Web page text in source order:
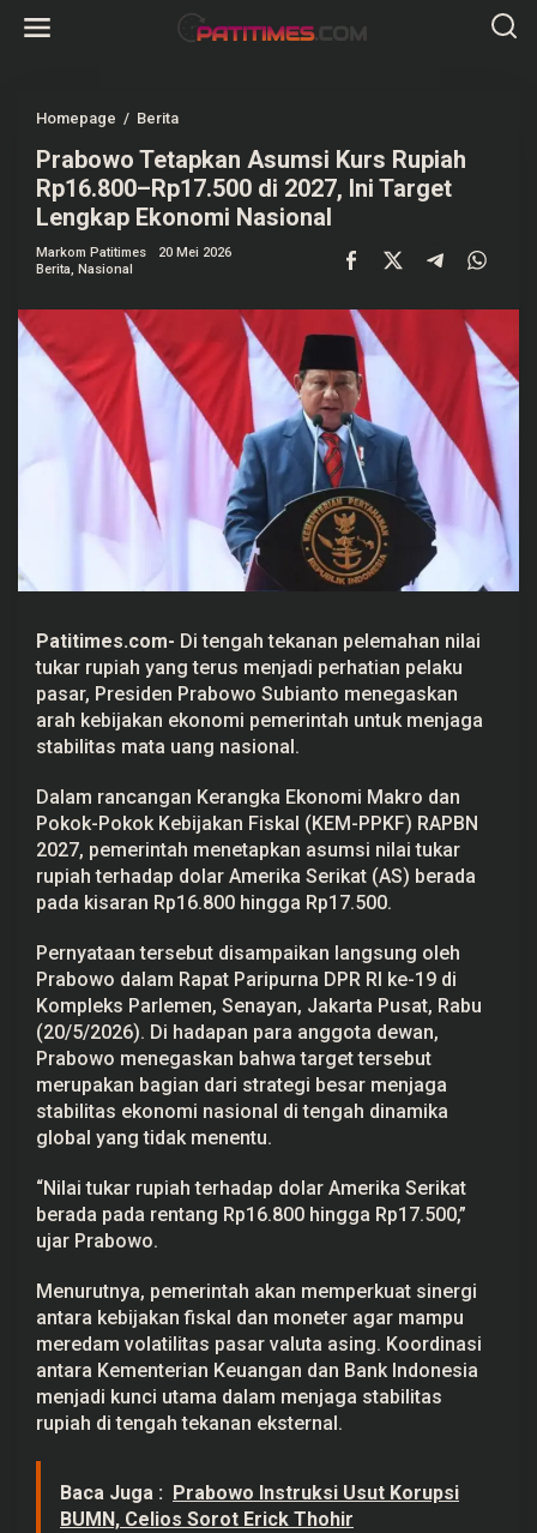
Homepage / Berita
a
b
o
w
o
T
e
a
n
A
a
R
p
1
6
.
0
–
R
p
1
7
.
0
0
d
i
2
0
2
7
,
I
n
i
a
r
g
e
g
k
a
p
E
k
o
m
i
N
Prabowo Tetapkan Asumsi Kurs Rupiah
Rp16.800–Rp17.500 di 2027, Ini Target
Lengkap Ekonomi Nasional
Markom Patitimes
20 Mei 2026
Berita, Nasional
Patitimes.com- Di tengah tekanan pelemahan nilai
tukar rupiah yang terus menjadi perhatian pelaku
pasar, Presiden Prabowo Subianto menegaskan
arah kebijakan ekonomi pemerintah untuk menjaga
stabilitas mata uang nasional.
Dalam rancangan Kerangka Ekonomi Makro dan
Pokok-Pokok Kebijakan Fiskal (KEM-PPKF) RAPBN
2027, pemerintah menetapkan asumsi nilai tukar
rupiah terhadap dolar Amerika Serikat (AS) berada
pada kisaran Rp16.800 hingga Rp17.500.
Pernyataan tersebut disampaikan langsung oleh
Prabowo dalam Rapat Paripurna DPR RI ke-19 di
Kompleks Parlemen, Senayan, Jakarta Pusat, Rabu
(20/5/2026). Di hadapan para anggota dewan,
Prabowo menegaskan bahwa target tersebut
merupakan bagian dari strategi besar menjaga
stabilitas ekonomi nasional di tengah dinamika
global yang tidak menentu.
“Nilai tukar rupiah terhadap dolar Amerika Serikat
berada pada rentang Rp16.800 hingga Rp17.500,”
ujar Prabowo.
Menurutnya, pemerintah akan memperkuat sinergi
antara kebijakan fiskal dan moneter agar mampu
meredam volatilitas pasar valuta asing. Koordinasi
antara Kementerian Keuangan dan Bank Indonesia
menjadi kunci utama dalam menjaga stabilitas
rupiah di tengah tekanan eksternal.
Baca Juga : Prabowo Instruksi Usut Korupsi
BUMN, Celios Sorot Erick Thohir